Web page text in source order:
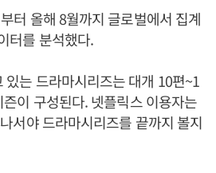
터 올해 8월까지 글로벌에서 집계
터를 분석했다.
있는 드라마시리즈는 대개 10편~1
이 구성된다. 넷플릭스 이용자는
서야 드라마시리즈를 끝까지 볼지